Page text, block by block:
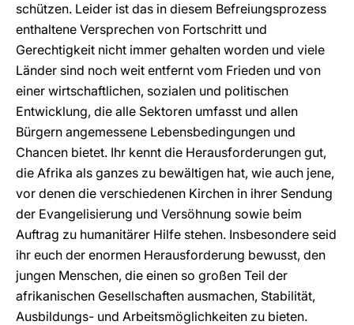
schützen. Leider ist das in diesem Befreiungsprozess
enthaltene Versprechen von Fortschritt und
Gerechtigkeit nicht immer gehalten worden und viele
Länder sind noch weit entfernt vom Frieden und von
einer wirtschaftlichen, sozialen und politischen
Entwicklung, die alle Sektoren umfasst und allen
Bürgern angemessene Lebensbedingungen und
Chancen bietet. Ihr kennt die Herausforderungen gut,
die Afrika als ganzes zu bewältigen hat, wie auch jene,
vor denen die verschiedenen Kirchen in ihrer Sendung
der Evangelisierung und Versöhnung sowie beim
Auftrag zu humanitärer Hilfe stehen. Insbesondere seid
ihr euch der enormen Herausforderung bewusst, den
jungen Menschen, die einen so großen Teil der
afrikanischen Gesellschaften ausmachen, Stabilität,
Ausbildungs- und Arbeitsmöglichkeiten zu bieten.